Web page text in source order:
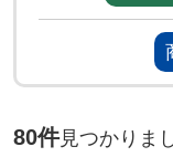
80件見つかりま